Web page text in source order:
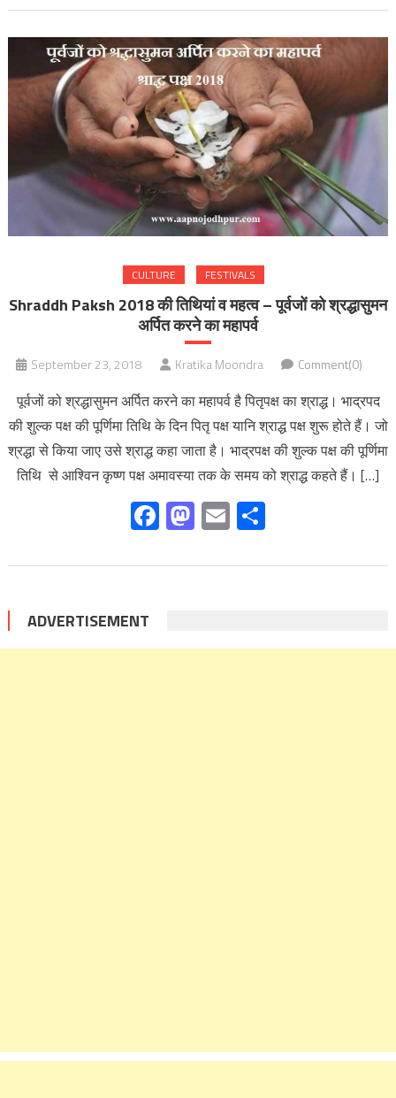
CULTURE FESTIVALS
Shraddh Paksh 2018 की तिथियां व महत्व – पूर्वजों को श्रद्धासुमन
अर्पित करने का महापर्व
September 23, 2018 Kratika Moondra Comment(0)
पूर्वजों को श्रद्धासुमन अर्पित करने का महापर्व है पितृपक्ष का श्राद्ध। भाद्रपद
की शुल्क पक्ष की पूर्णिमा तिथि के दिन पितृ पक्ष यानि श्राद्ध पक्ष शुरू होते हैं। जो
श्रद्धा से किया जाए उसे श्राद्ध कहा जाता है। भाद्रपक्ष की शुल्क पक्ष की पूर्णिमा
तिथि से आश्विन कृष्ण पक्ष अमावस्या तक के समय को श्राद्ध कहते हैं। […]
Facebook
Mastodon
Email
ADVERTISEMENT